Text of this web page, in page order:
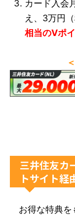
カード入会
え、3万円
相当のVポ
三井住友カ
トサイト経
お得な特典を